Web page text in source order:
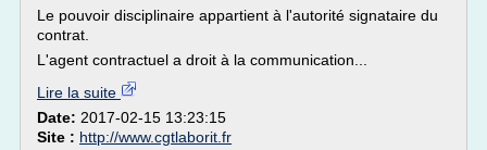
Le pouvoir disciplinaire appartient à l'autorité signataire du
contrat.
L'agent contractuel a droit à la communication...
Lire la suite
Date: 2017-02-15 13:23:15
Site : http://www.cgtlaborit.fr